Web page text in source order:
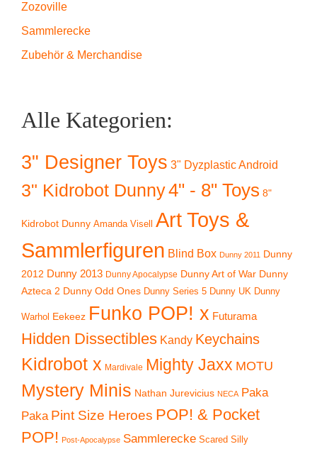
Zozoville
Sammlerecke
Zubehör & Merchandise
Alle Kategorien:
3" Designer Toys 3" Dyzplastic Android
3" Kidrobot Dunny4" - 8" Toys 8"
Kidrobot Dunny Amanda Visell
Art Toys &
Sammlerfiguren Blind Box Dunny 2011
Dunny
2012 Dunny 2013 Dunny Apocalypse Dunny Art of War Dunny
Azteca 2 Dunny Odd Ones Dunny Series 5 Dunny UK Dunny
Warhol Eekeez Funko POP! x Futurama
Hidden Dissectibles Kandy Keychains
Kidrobot x Mardivale Mighty Jaxx MOTU
Mystery Minis Nathan Jurevicius NECA Paka
Paka Pint Size Heroes POP! & Pocket
POP! Post-Apocalypse Sammlerecke Scared Silly